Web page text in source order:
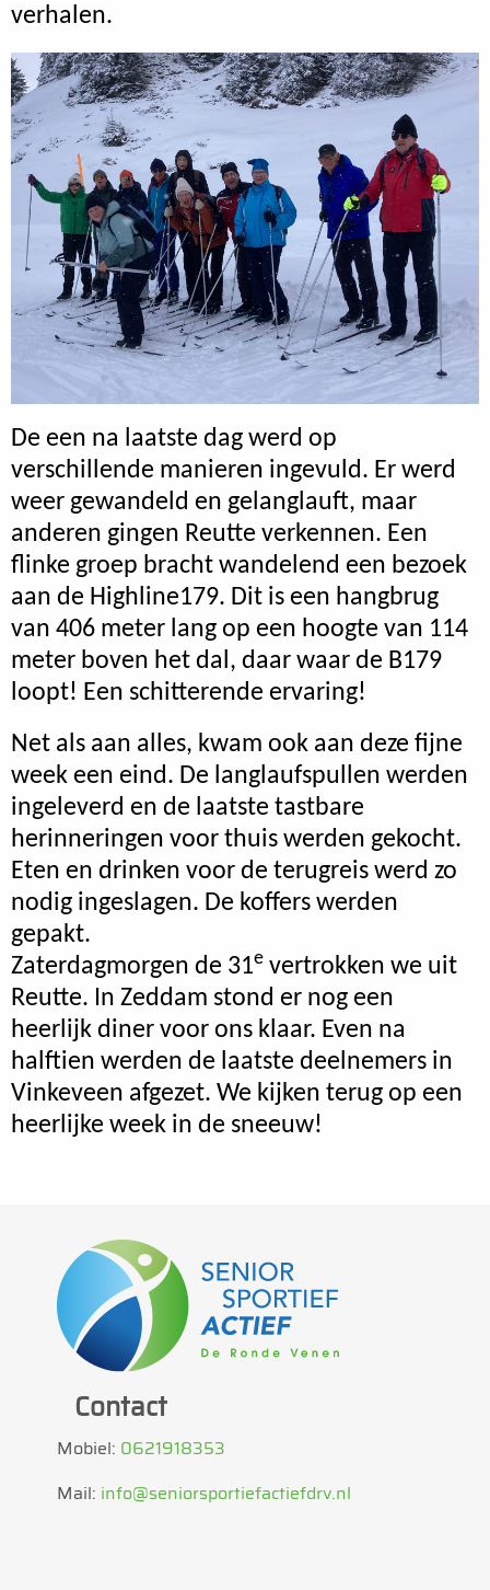
verhalen.
De een na laatste dag werd op
verschillende manieren ingevuld. Er werd
weer gewandeld en gelanglauft, maar
anderen gingen Reutte verkennen. Een
flinke groep bracht wandelend een bezoek
aan de Highline179. Dit is een hangbrug
van 406 meter lang op een hoogte van 114
meter boven het dal, daar waar de B179
loopt! Een schitterende ervaring!
Net als aan alles, kwam ook aan deze fijne
week een eind. De langlaufspullen werden
ingeleverd en de laatste tastbare
herinneringen voor thuis werden gekocht.
Eten en drinken voor de terugreis werd zo
nodig ingeslagen. De koffers werden
gepakt.
Zaterdagmorgen de 31e vertrokken we uit
Reutte. In Zeddam stond er nog een
heerlijk diner voor ons klaar. Even na
halftien werden de laatste deelnemers in
Vinkeveen afgezet. We kijken terug op een
heerlijke week in de sneeuw!
Contact
Mobiel: 0621918353
Mail: info@seniorsportiefactiefdrv.nl